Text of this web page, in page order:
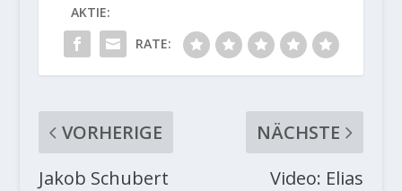
AKTIE:
RATE:
VORHERIGE
Jakob Schubert
NÄCHSTE
Video: Elias